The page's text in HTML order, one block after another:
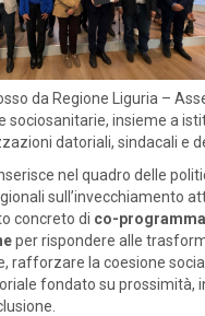
da Regione Liguria –
sociosanitarie, insieme a
datoriali, sindacali e
nel quadro delle
sull’invecchiamento
concreto di co-
per rispondere alle
rafforzare la coesione
fondato su prossimità,